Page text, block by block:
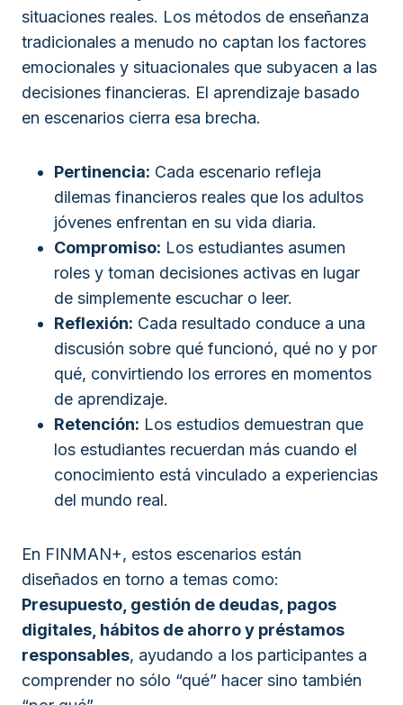
situaciones reales. Los métodos de enseñanza
tradicionales a menudo no captan los factores
emocionales y situacionales que subyacen a las
decisiones financieras. El aprendizaje basado
en escenarios cierra esa brecha.
Pertinencia: Cada escenario refleja
dilemas financieros reales que los adultos
jóvenes enfrentan en su vida diaria.
Compromiso: Los estudiantes asumen
roles y toman decisiones activas en lugar
de simplemente escuchar o leer.
Reflexión: Cada resultado conduce a una
discusión sobre qué funcionó, qué no y por
qué, convirtiendo los errores en momentos
de aprendizaje.
Retención: Los estudios demuestran que
los estudiantes recuerdan más cuando el
conocimiento está vinculado a experiencias
del mundo real.
En FINMAN+, estos escenarios están
diseñados en torno a temas como:
Presupuesto, gestión de deudas, pagos
digitales, hábitos de ahorro y préstamos
responsables, ayudando a los participantes a
comprender no sólo “qué” hacer sino también